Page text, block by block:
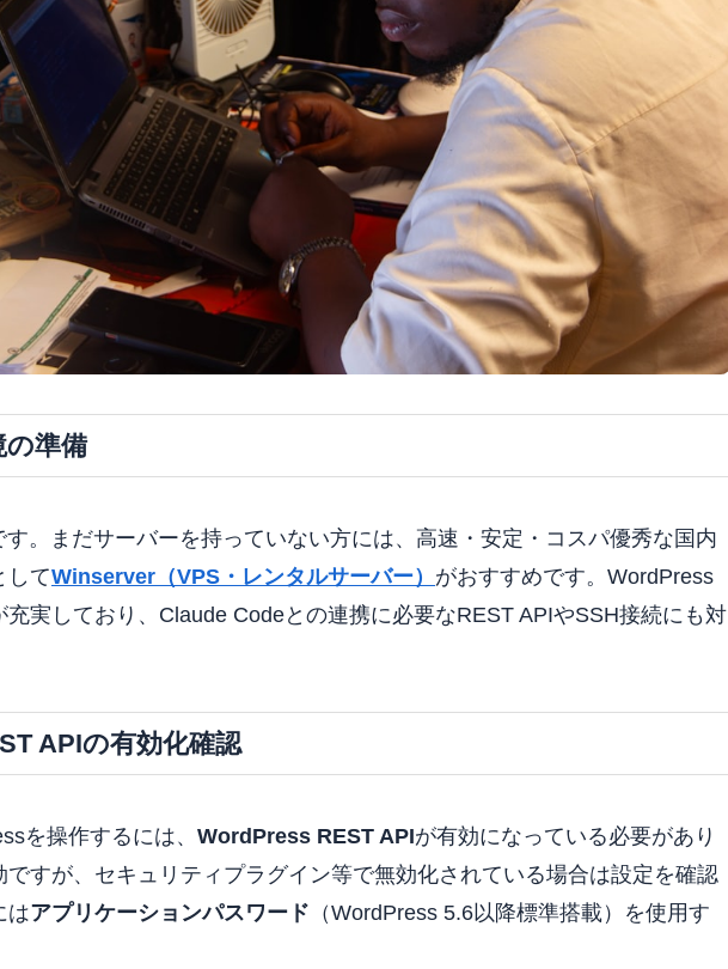
準備
。まだサーバーを持っていない方には、高速・安定・コスパ優秀な国内
してWinserver（VPS・レンタルサーバー） がおすすめです。WordPress
実しており、Claude Codeとの連携に必要なREST APIやSSH接続にも対
APIの有効化確認
を操作するには、 WordPress REST APIが有効になっている必要があり
ですが、セキュリティプラグイン等で無効化されている場合は設定を確認
はアプリケーションパスワード （WordPress 5.6以降標準搭載）を使用す